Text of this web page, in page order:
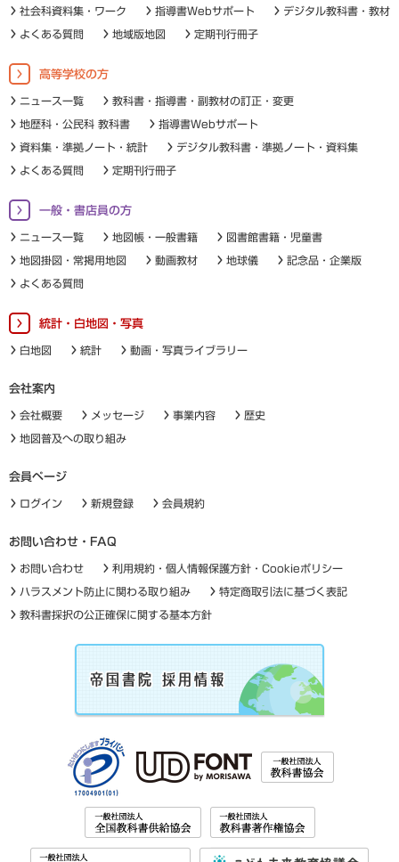
社会科資料集・ワーク 指導書Webサポート デジタル教科書・教材
よくある質問 地域版地図 定期刊行冊子
高等学校の方
ニュース一覧 教科書・指導書・副教材の訂正・変更
地歴科・公民科 教科書 指導書Webサポート
資料集・準拠ノート・統計 デジタル教科書・準拠ノート・資料集
よくある質問 定期刊行冊子
一般・書店員の方
ニュース一覧 地図帳・一般書籍 図書館書籍・児童書
地図掛図・常掲用地図 動画教材 地球儀 記念品・企業版
よくある質問
統計・白地図・写真
白地図 統計 動画・写真ライブラリー
会社案内
会社概要 メッセージ 事業内容 歴史
地図普及への取り組み
会員ページ
ログイン 新規登録 会員規約
お問い合わせ・FAQ
お問い合わせ 利用規約・個人情報保護方針・Cookieポリシー
ハラスメント防止に関わる取り組み 特定商取引法に基づく表記
教科書採択の公正確保に関する基本方針